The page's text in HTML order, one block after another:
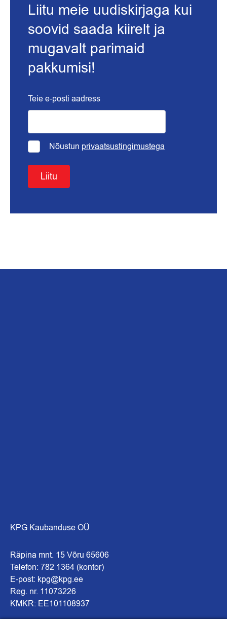
Liitu meie uudiskirjaga kui
soovid saada kiirelt ja
mugavalt parimaid
pakkumisi!
Teie e-posti aadress
Nõustun privaatsustingimustega
Liitu
KPG Kaubanduse OÜ
Räpina mnt. 15 Võru 65606
Telefon: 782 1364 (kontor)
E-post: kpg@kpg.ee
Reg. nr. 11073226
KMKR: EE101108937